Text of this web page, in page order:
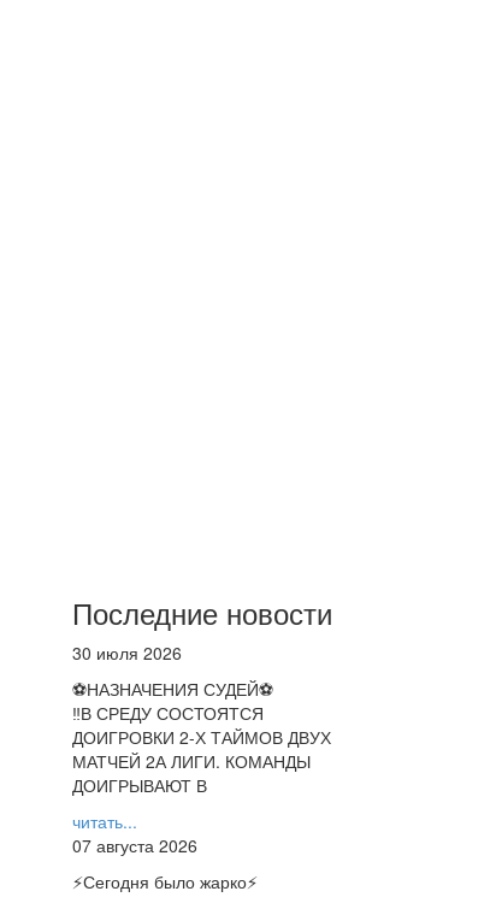
Последние новости
30 июля 2026
⚽НАЗНАЧЕНИЯ СУДЕЙ⚽
‼В СРЕДУ СОСТОЯТСЯ
ДОИГРОВКИ 2-Х ТАЙМОВ ДВУХ
МАТЧЕЙ 2А ЛИГИ. КОМАНДЫ
ДОИГРЫВАЮТ В
читать...
07 августа 2026
⚡️Сегодня было жарко⚡️